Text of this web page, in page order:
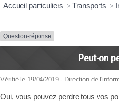
Accueil particuliers > Transports >
Question-réponse
Peut-on
Vérifié le 19/04/2019 - Direction de
Oui, vous pouvez perdre tous vos